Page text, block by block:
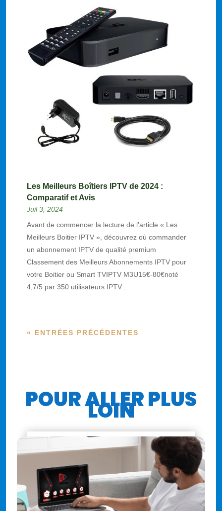
Les Meilleurs Boîtiers IPTV de 2024 :
Comparatif et Avis
Juil 3, 2024
Avant de commencer la lecture de l’article « Les
Meilleurs Boitier IPTV », découvrez où commander
un abonnement IPTV de qualité premium
Classement des Meilleurs Abonnements IPTV pour
votre Boitier ou Smart TVIPTV M3U15€-80€noté
4,7/5 par 350 utilisateurs IPTV...
« ENTRÉES PRÉCÉDENTES
POUR ALLER PLUS
LOIN